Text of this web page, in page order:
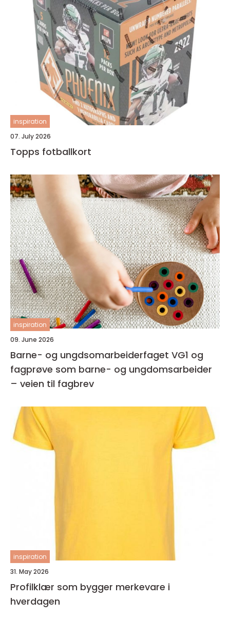
inspiration
07. July 2026
Topps fotballkort
inspiration
09. June 2026
Barne- og ungdsomarbeiderfaget VG1 og
fagprøve som barne- og ungdomsarbeider
– veien til fagbrev
inspiration
31. May 2026
Profilklær som bygger merkevare i
hverdagen